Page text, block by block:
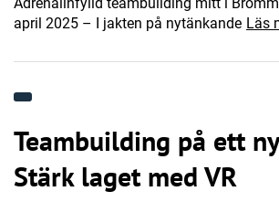
april 2025 – I jakten på nytänkande Läs
Teambuilding på ett
Stärk laget med VR